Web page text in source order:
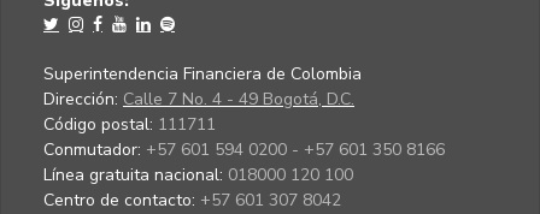
Superintendencia Financiera de Colombia
Dirección: Calle 7 No. 4 - 49 Bogotá, D.C.
Código postal: 111711
Conmutador: +57 601 594 0200 - +57 601 350 8166
Línea gratuita nacional: 018000 120 100
Centro de contacto: +57 601 307 8042